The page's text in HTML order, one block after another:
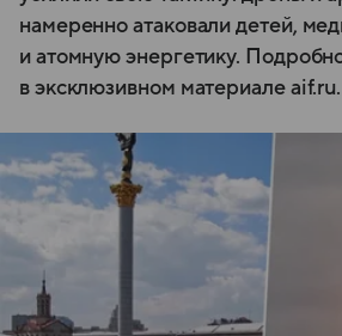
намеренно атаковали детей,
и атомную энергетику.
в эксклюзивном материале aif.ru.